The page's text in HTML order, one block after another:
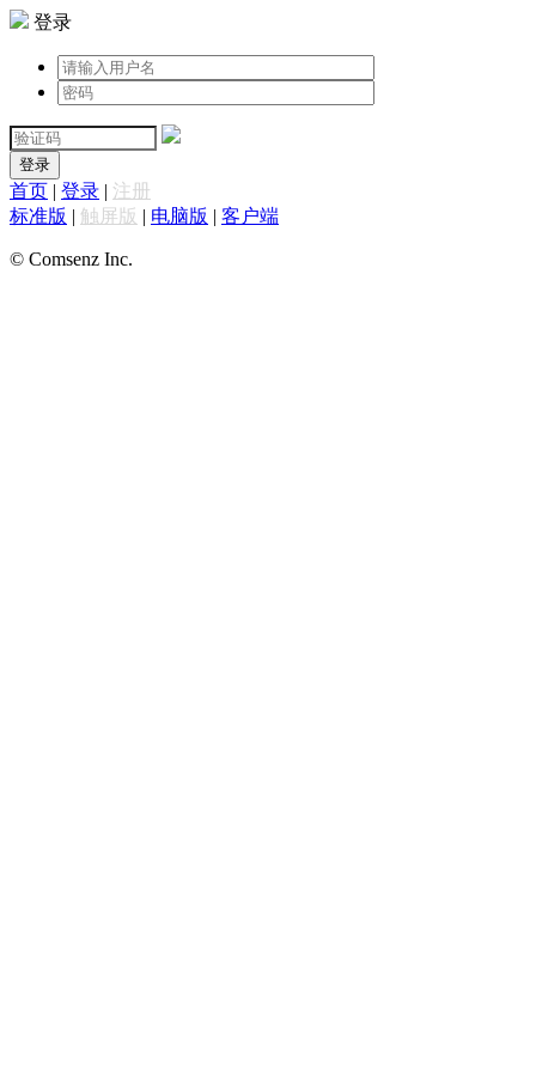
登录
登录
首页 | 登录 | 注册
标准版 | 触屏版 | 电脑版 | 客户端
© Comsenz Inc.